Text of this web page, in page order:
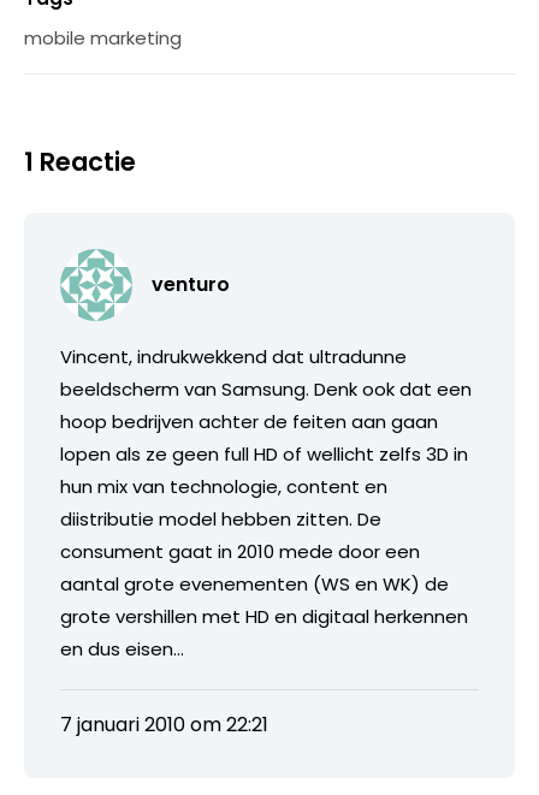
mobile marketing
1 Reactie
venturo
Vincent, indrukwekkend dat ultradunne
beeldscherm van Samsung. Denk ook dat een
hoop bedrijven achter de feiten aan gaan
lopen als ze geen full HD of wellicht zelfs 3D in
hun mix van technologie, content en
diistributie model hebben zitten. De
consument gaat in 2010 mede door een
aantal grote evenementen (WS en WK) de
grote vershillen met HD en digitaal herkennen
en dus eisen…
7 januari 2010 om 22:21